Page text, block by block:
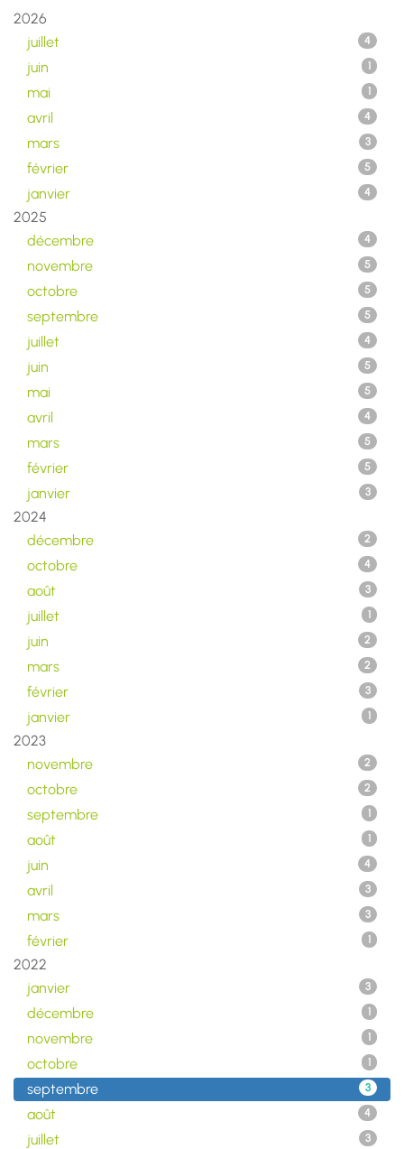
2026
juillet
4
juin 1
mai 1
avril 4
mars 3
février 5
janvier 4
2025
décembre
4
novembre 5
octobre 5
septembre 5
juillet 4
juin 5
mai 5
avril 4
mars 5
février 5
janvier 3
2024
décembre
2
octobre 4
août 3
juillet 1
juin 2
mars 2
février 3
janvier 1
2023
novembre
2
octobre 2
septembre 1
août 1
juin 4
avril 3
mars 3
février 1
2022
janvier
3
décembre 1
novembre 1
octobre 1
septembre 3
août 4
juillet 3